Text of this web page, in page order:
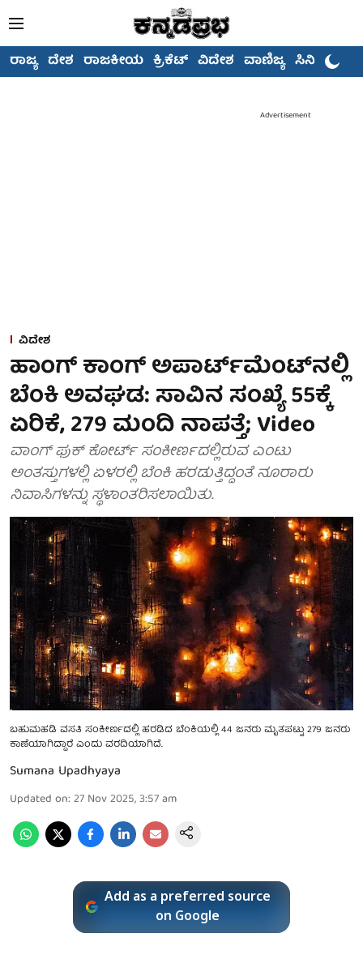
ರಾಜ್ಯ ದೇಶ ರಾಜಕೀಯ ಕ್ರಿಕೆಟ್ ವಿದೇಶ ವಾಣಿಜ್ಯ ಸಿನಿಮಾ
Advertisement
ವಿದೇಶ
ಹಾಂಗ್ ಕಾಂಗ್ ಅಪಾರ್ಟ್‌ಮೆಂಟ್‌ನಲ್ಲಿ
ಬೆಂಕಿ ಅವಘಡ: ಸಾವಿನ ಸಂಖ್ಯೆ 55ಕ್ಕೆ
ಏರಿಕೆ, 279 ಮಂದಿ ನಾಪತ್ತೆ; Video
ವಾಂಗ್ ಫುಕ್ ಕೋರ್ಟ್ ಸಂಕೀರ್ಣದಲ್ಲಿರುವ ಎಂಟು
ಅಂತಸ್ತುಗಳಲ್ಲಿ ಏಳರಲ್ಲಿ ಬೆಂಕಿ ಹರಡುತ್ತಿದ್ದಂತೆ ನೂರಾರು
ನಿವಾಸಿಗಳನ್ನು ಸ್ಥಳಾಂತರಿಸಲಾಯಿತು.
ಬಹುಮಹಡಿ ವಸತಿ ಸಂಕೀರ್ಣದಲ್ಲಿ ಹರಡಿದ ಬೆಂಕಿಯಲ್ಲಿ 44 ಜನರು ಮೃತಪಟ್ಟು 279 ಜನರು
ಕಾಣೆಯಾಗಿದ್ದಾರೆ ಎಂದು ವರದಿಯಾಗಿದೆ.
Sumana Upadhyaya
Updated on: 27 Nov 2025, 3:57 am
Add as a preferred source
on Google